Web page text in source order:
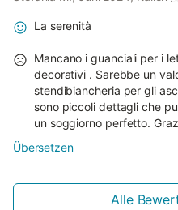
La serenità
Mancano i guanciali per i
decorativi . Sarebbe un
stendibiancheria per gli
sono piccoli dettagli che
un soggiorno perfetto.
Übersetzen
Alle